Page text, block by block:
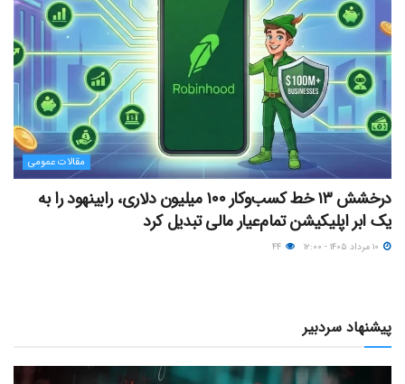
مقالات عمومی
درخشش ۱۳ خط کسب‌وکار ۱۰۰ میلیون دلاری، رابینهود را به
یک ابر اپلیکیشن تمام‌عیار مالی تبدیل کرد
پیشنهاد سردبیر